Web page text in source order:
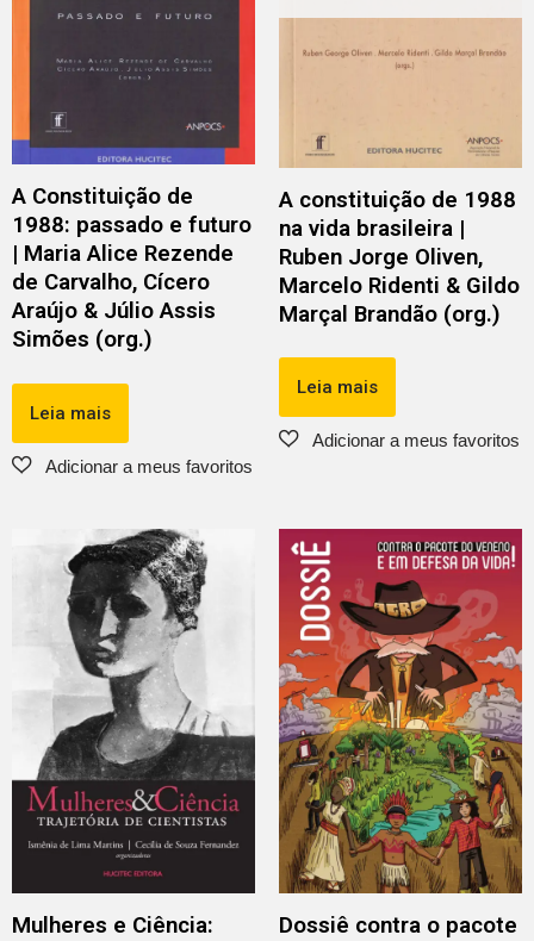
A Constituição de
1988: passado e futuro
| Maria Alice Rezende
de Carvalho, Cícero
Araújo & Júlio Assis
Simões (org.)
Leia mais
A constituição de 1988
na vida brasileira |
Ruben Jorge Oliven,
Marcelo Ridenti & Gildo
Marçal Brandão (org.)
Leia mais
Mulheres e Ciência:
Dossiê contra o pacote